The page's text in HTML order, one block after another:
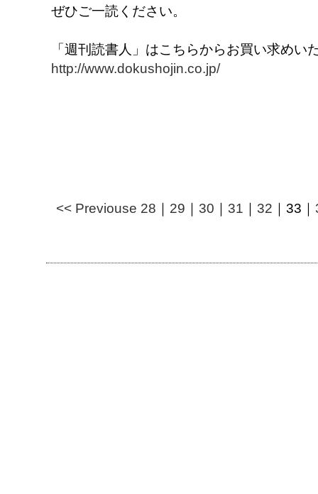
ぜひご一読ください。
「週刊読書人」はこちらからお買い求めい
http://www.dokushojin.co.jp/
<< Previouse 28 ｜ 29 ｜ 30 ｜ 31 ｜ 32 ｜ 33 ｜